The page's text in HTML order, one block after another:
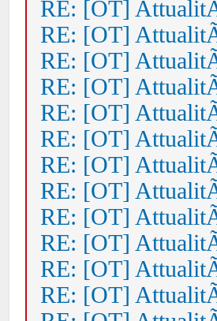
RE: [OT]
RE: [OT]
RE: [OT]
RE: [OT]
RE: [OT]
RE: [OT]
RE: [OT]
RE: [OT]
RE: [OT]
RE: [OT]
RE: [OT]
RE: [OT]